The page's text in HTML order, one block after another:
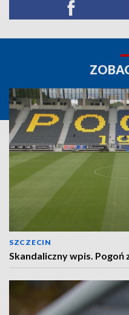
SZCZECIN
Skandaliczny wpis. Pogoń